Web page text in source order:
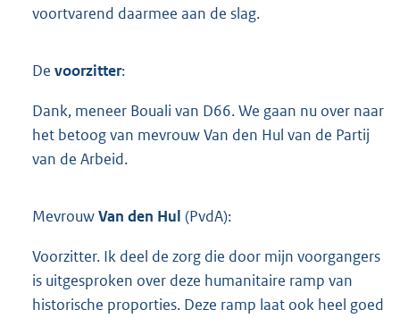
voortvarend daarmee aan de slag.
De voorzitter:
Dank, meneer Bouali van D66. We gaan nu over naar
het betoog van mevrouw Van den Hul van de Partij
van de Arbeid.
MevrouwVan den Hul (PvdA):
Voorzitter. Ik deel de zorg die door mijn voorgangers
is uitgesproken over deze humanitaire ramp van
historische proporties. Deze ramp laat ook heel goed